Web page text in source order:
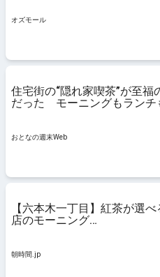
オズモール
住宅街の“隠れ家喫茶”が至福
だった モーニングもランチ
おとなの週末Web
【六本木一丁目】紅茶が選べ
店のモーニング
朝時間.jp